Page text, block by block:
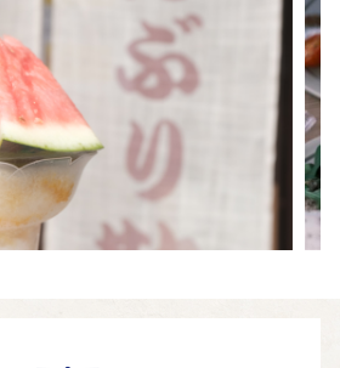
ご支援いただきますようお願い申し上